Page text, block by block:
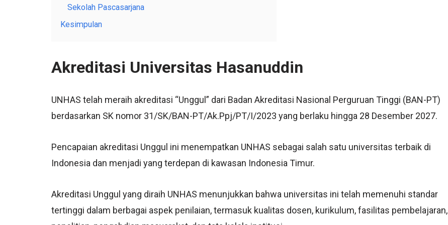
Sekolah Pascasarjana
Kesimpulan
Akreditasi Universitas Hasanuddin
UNHAS telah meraih akreditasi “Unggul” dari Badan Akreditasi Nasional Perguruan Tinggi (BAN-PT)
berdasarkan SK nomor 31/SK/BAN-PT/Ak.Ppj/PT/I/2023 yang berlaku hingga 28 Desember 2027.
Pencapaian akreditasi Unggul ini menempatkan UNHAS sebagai salah satu universitas terbaik di
Indonesia dan menjadi yang terdepan di kawasan Indonesia Timur.
Akreditasi Unggul yang diraih UNHAS menunjukkan bahwa universitas ini telah memenuhi standar
tertinggi dalam berbagai aspek penilaian, termasuk kualitas dosen, kurikulum, fasilitas pembelajaran,